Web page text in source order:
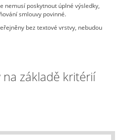
nemusí poskytnout úplné výsledky,
smlouvy povinné.
bez textové vrstvy, nebudou
základě kritérií